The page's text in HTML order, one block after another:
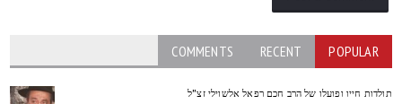
POPULAR
RECENT
COMMENTS
חייו ופועלו של הרב חכם רפאל אלשוילי זצ"ל